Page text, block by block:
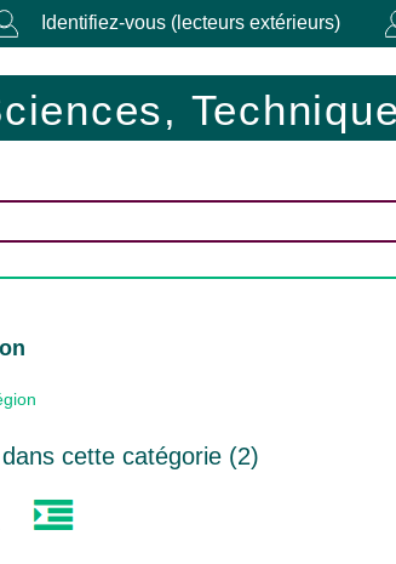
Identifiez-vous (lecteurs extérieurs)
cette catégorie (2)